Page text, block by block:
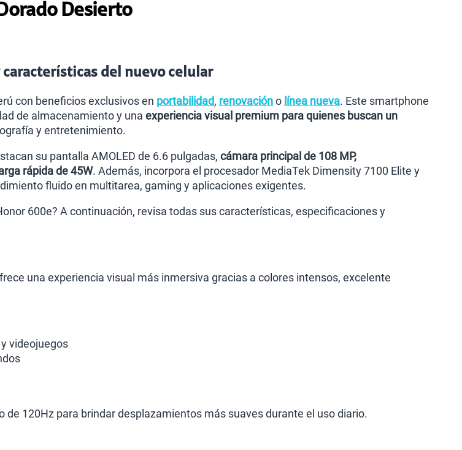
Desierto
del nuevo celular
con beneficios exclusivos en portabilidad, renovacióno línea nueva. Este smartphone
de almacenamiento y una experiencia visual premium para quienes buscan un
y entretenimiento.
su pantalla AMOLED de 6.6 pulgadas, cámara principal de 108 MP,
rápida de 45W. Además, incorpora el procesador MediaTek Dimensity 7100 Elite y
fluido en multitarea, gaming y aplicaciones exigentes.
600e? A continuación, revisa todas sus características, especificaciones y
una experiencia visual más inmersiva gracias a colores intensos, excelente
videojuegos
de 120Hz para brindar desplazamientos más suaves durante el uso diario.